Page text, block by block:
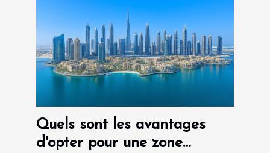
Quels sont les avantages
d'opter pour une zone